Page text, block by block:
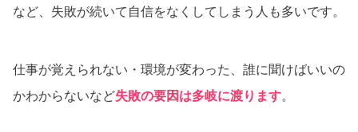
など、失敗が続いて自信をなくしてしまう人も多いです。
仕事が覚えられない・環境が変わった、誰に聞けばいいの
かわからないなど失敗の要因は多岐に渡ります。